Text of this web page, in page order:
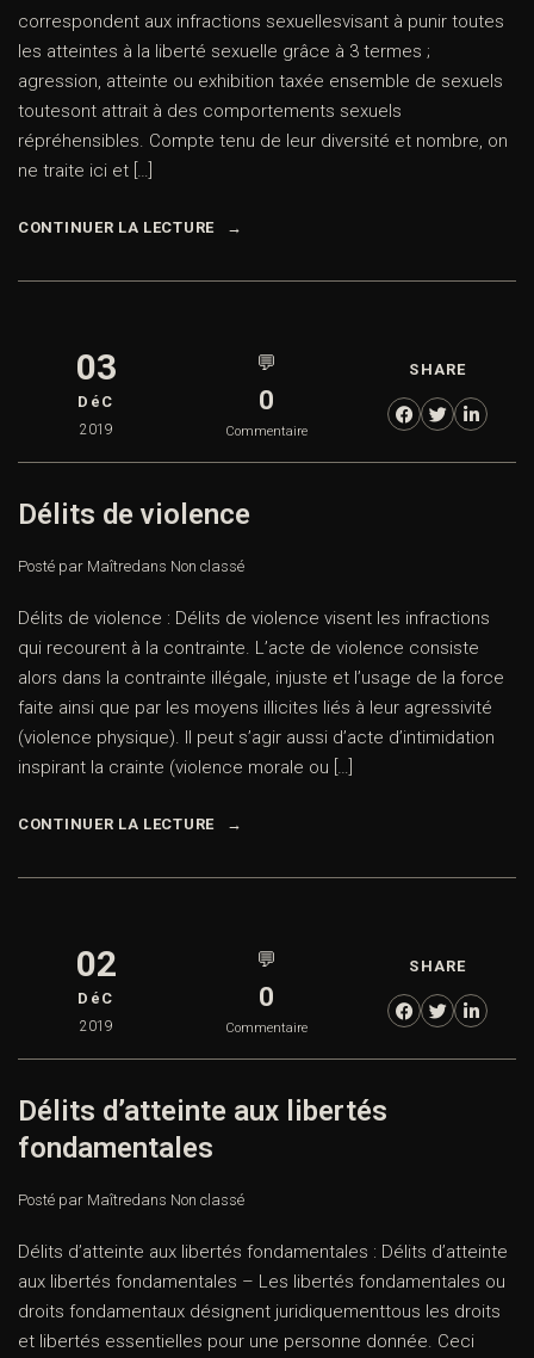
correspondent aux infractions sexuellesvisant à punir toutes
les atteintes à la liberté sexuelle grâce à 3 termes ;
agression, atteinte ou exhibition taxée ensemble de sexuels
toutesont attrait à des comportements sexuels
répréhensibles. Compte tenu de leur diversité et nombre, on
ne traite ici et […]
CONTINUER LA LECTURE
03
DéC
2019
💬
0
Commentaire
SHARE
Délits de violence
Posté par Maîtredans Non classé
Délits de violence : Délits de violence visent les infractions
qui recourent à la contrainte. L’acte de violence consiste
alors dans la contrainte illégale, injuste et l’usage de la force
faite ainsi que par les moyens illicites liés à leur agressivité
(violence physique). Il peut s’agir aussi d’acte d’intimidation
inspirant la crainte (violence morale ou […]
CONTINUER LA LECTURE
02
DéC
2019
💬
0
Commentaire
SHARE
Délits d’atteinte aux libertés
fondamentales
Posté par Maîtredans Non classé
Délits d’atteinte aux libertés fondamentales : Délits d’atteinte
aux libertés fondamentales – Les libertés fondamentales ou
droits fondamentaux désignent juridiquementtous les droits
et libertés essentielles pour une personne donnée. Ceci